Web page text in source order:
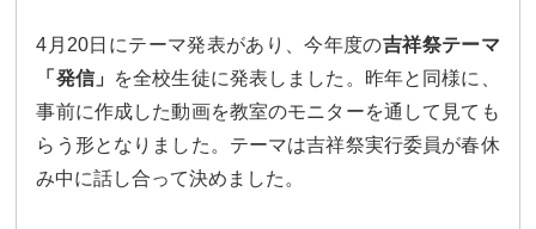
国際交流
1年留学の留学先
4月20日にテーマ発表があり、今年度の吉祥祭テーマ
「発信」
を全校生徒に発表しました。昨年と同様に、
事前に作成した動画を教室のモニターを通して見ても
らう形となりました。テーマは吉祥祭実行委員が春休
み中に話し合って決めました。